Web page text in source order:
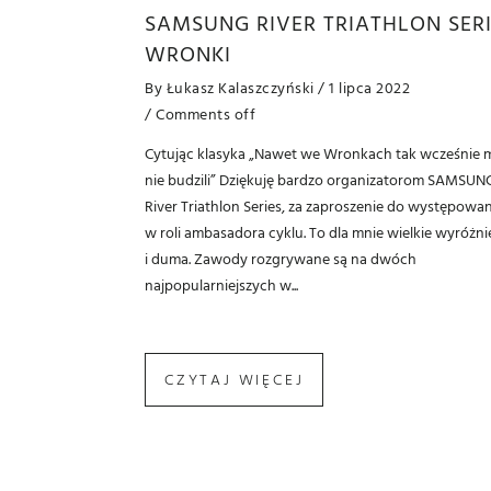
SAMSUNG RIVER TRIATHLON
WRONKI
ByŁukasz Kalaszczyński/ 1 lipca 2022
/Comments off
Cytując klasyka „Nawet we Wronkach tak wcześnie
nie budzili” Dziękuję bardzo organizatorom
River Triathlon Series, za zaproszenie do
w roli ambasadora cyklu. To dla mnie wielkie
i duma. Zawody rozgrywane są na dwóch
najpopularniejszych w...
CZYTAJ WIĘCEJ